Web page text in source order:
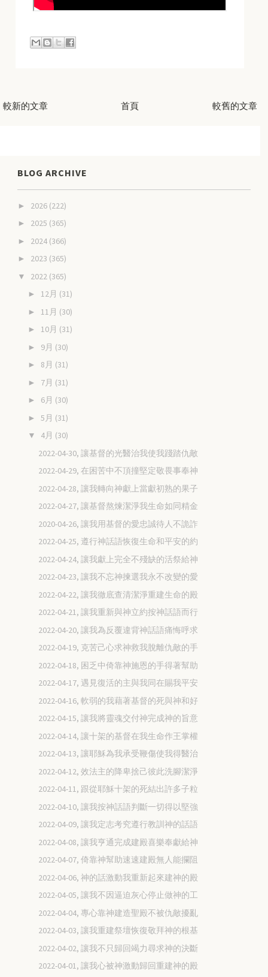
較新的文章 較舊的文章
首頁
BLOG ARCHIVE
► 2026 (222)
► 2025 (365)
► 2024 (366)
► 2023 (365)
▼ 2022 (365)
► 12月 (31)
► 11月 (30)
► 10月 (31)
► 9月 (30)
► 8月 (31)
► 7月 (31)
► 6月 (30)
► 5月 (31)
▼ 4月 (30)
2022-04-30, 讓基督的光醫治我使我踐踏仇敵
2022-04-29, 在困苦中不頂撞堅定敬畏事奉神
2022-04-28, 讓我轉向神獻上當獻初熟的果子
2022-04-27, 讓基督熬煉潔淨我生命如同精金
2020-04-26, 讓我用基督的愛忠誠待人不詭詐
2022-04-25, 遵行神話語恢復生命和平安的約
2022-04-24, 讓我獻上完全不殘缺的活祭給神
2022-04-23, 讓我不忘神揀選我永不改變的愛
2022-04-22, 讓我徹底查清潔淨重建生命的殿
2022-04-21, 讓我重新與神立約按神話語而行
2022-04-20, 讓我為反覆違背神話語痛悔呼求
2022-04-19, 克苦己心求神救我脫離仇敵的手
2022-04-18, 困乏中倚靠神施恩的手得著幫助
2022-04-17, 遇見復活的主與我同在賜我平安
2022-04-16, 軟弱的我藉著基督的死與神和好
2022-04-15, 讓我將靈魂交付神完成神的旨意
2022-04-14, 讓十架的基督在我生命作王掌權
2022-04-13, 讓耶穌為我承受鞭傷使我得醫治
2022-04-12, 效法主的降卑捨己彼此洗腳潔淨
2022-04-11, 跟從耶穌十架的死結出許多子粒
2022-04-10, 讓我按神話語判斷一切得以堅強
2022-04-09, 讓我定志考究遵行教訓神的話語
2022-04-08, 讓我亨通完成建殿喜樂奉獻給神
2022-04-07, 倚靠神幫助速速建殿無人能攔阻
2022-04-06, 神的話激動我重新起來建神的殿
2022-04-05, 讓我不因逼迫灰心停止做神的工
2022-04-04, 專心靠神建造聖殿不被仇敵擾亂
2022-04-03, 讓我重建祭壇恢復敬拜神的根基
2022-04-02, 讓我不只歸回竭力尋求神的決斷
2022-04-01, 讓我心被神激動歸回重建神的殿